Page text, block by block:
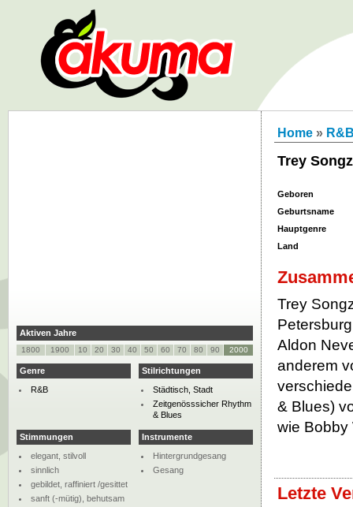
Home »
Trey Songz
Geboren
Geburtsname
Hauptgenre
Land
Trey
Aldon
anderem
& Blues)
wie Bobby
Letzte
Aktiven Jahre
1800 1900 10 20 30 40 50 60 70 80 90 2000
Genre
R&B
Stilrichtungen
Städtisch, Stadt
Zeitgenösssicher Rhythm
& Blues
Stimmungen
elegant, stilvoll
sinnlich
gebildet, raffiniert /gesittet
sanft (-mütig), behutsam
Instrumente
Hintergrundgesang
Gesang